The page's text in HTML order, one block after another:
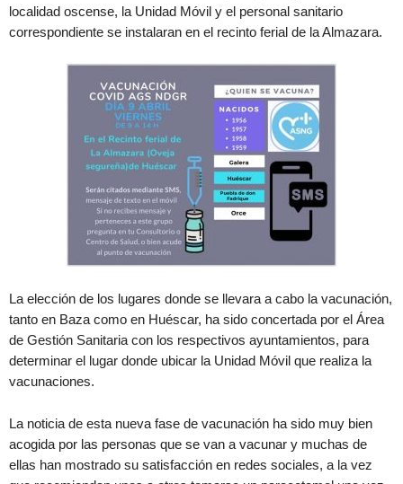
localidad oscense, la Unidad Móvil y el personal sanitario
correspondiente se instalaran en el recinto ferial de la Almazara.
La elección de los lugares donde se llevara a cabo la vacunación,
tanto en Baza como en Huéscar, ha sido concertada por el Área
de Gestión Sanitaria con los respectivos ayuntamientos, para
determinar el lugar donde ubicar la Unidad Móvil que realiza la
vacunaciones.
La noticia de esta nueva fase de vacunación ha sido muy bien
acogida por las personas que se van a vacunar y muchas de
ellas han mostrado su satisfacción en redes sociales, a la vez